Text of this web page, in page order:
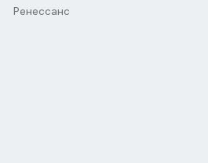
Ренессанс